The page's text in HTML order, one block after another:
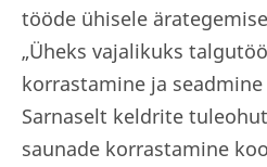
tööde ühisele
„Üheks vajalikuks
korrastamine ja
Sarnaselt keldrite
saunade korrastamine